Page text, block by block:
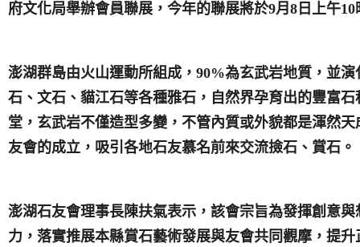
府文化局舉辦會員聯展，今年的聯展將於9月 8 日 上午10
澎湖群島由火山運動所組成， 90%為玄武岩地質，並
石、文石、貓江石等各種雅石，自然界孕育出的豐富
堂，玄武岩不僅造型多變，不管內質或外貌都是渾然
友會的成立，吸引各地石友慕名前來交流撿石、賞石。
澎湖石友會理事長陳扶氣表示，該會宗旨為發揮創意
力，落實推展本縣賞石藝術發展與友會共同觀摩，提